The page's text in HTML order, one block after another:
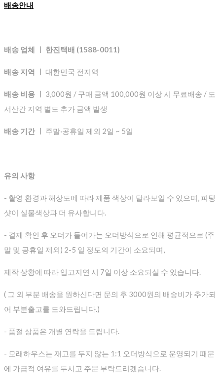
배송안내
배송 업체 ㅣ 한진택배 (1588-0011)
배송 지역 ㅣ 대한민국 전지역
배송 비용 ㅣ 3,000원 / 구매 금액 100,000원 이상 시 무료배송 / 도
서산간 지역 별도 추가 금액 발생
배송 기간 ㅣ 주말·공휴일 제외 2일 ~ 5일
유의 사항
- 촬영 환경과 해상도에 따라 제품 색상이 달라보일 수 있으며, 피팅
샷이 실물색상과 더 유사합니다.
- 결제 확인 후 오더가 들어가는 오더방식으로 인해 평균적으로 (주
말 및 공휴일 제외) 2-5 일 정도의 기간이 소요되며,
제작 상황에 따라 입고지연 시 7일 이상 소요되실 수 있습니다.
( 그 외 부분 배송을 원하신다면 문의 후 3000원의 배송비가 추가되
어 부분출고를 도와드립니다.)
- 품절 상품은 개별 연락을 드립니다.
- 모래하우스는 재고를 두지 않는 1:1 오더방식으로 운영되기 때문
에 가급적 여유를 두시고 주문 부탁드리겠습니다.